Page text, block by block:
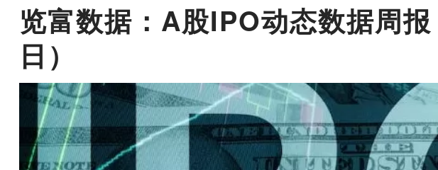
览富数据：A股IPO动态数据周
日）